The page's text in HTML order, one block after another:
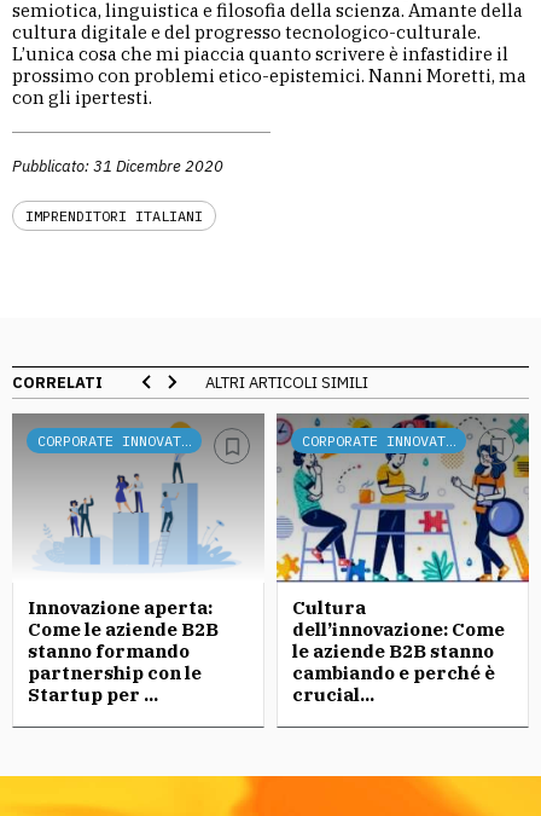
semiotica, linguistica e filosofia della scienza. Amante della
cultura digitale e del progresso tecnologico-culturale.
L’unica cosa che mi piaccia quanto scrivere è infastidire il
prossimo con problemi etico-epistemici. Nanni Moretti, ma
con gli ipertesti.
Pubblicato: 31 Dicembre 2020
IMPRENDITORI ITALIANI
CORRELATI ALTRI ARTICOLI SIMILI
CORPORATE INNOVATION
Innovazione aperta:
Come le aziende B2B
stanno formando
partnership con le
Startup per ...
CORPORATE INNOVATION
Cultura
dell’innovazione: Come
le aziende B2B stanno
cambiando e perché è
crucial...